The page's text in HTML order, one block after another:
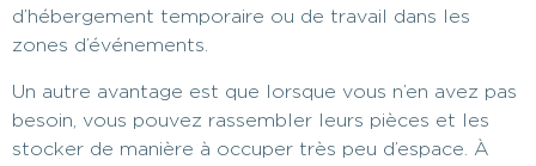
d’hébergement temporaire ou de travail dans les
zones d’événements.
Un autre avantage est que lorsque vous n’en avez pas
besoin, vous pouvez rassembler leurs pièces et les
stocker de manière à occuper très peu d’espace. À